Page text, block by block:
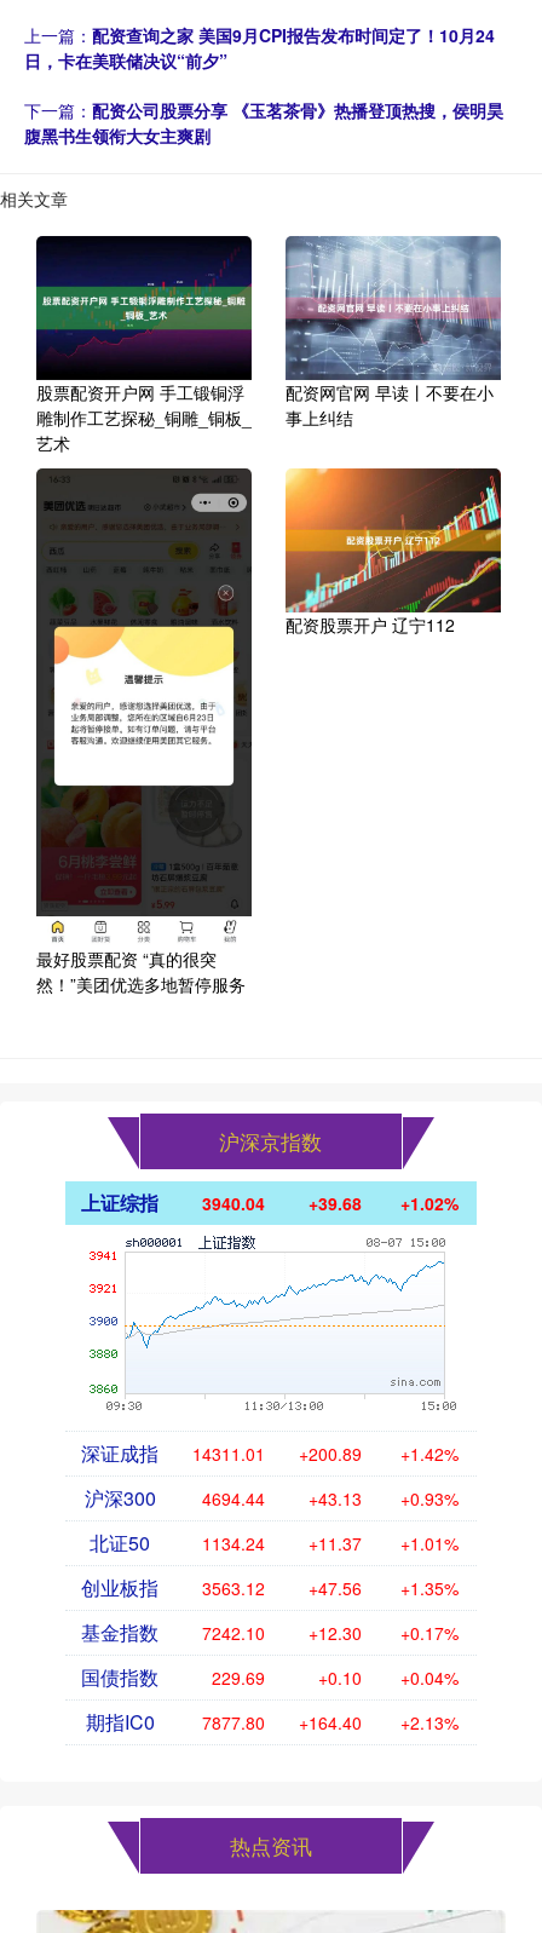
上一篇： 配资查询之家 美国9月CPI报告发布时间定了！10月24
日，卡在美联储决议“前夕”
下一篇： 配资公司股票分享 《玉茗茶骨》热播登顶热搜，侯明昊
腹黑书生领衔大女主爽剧
相关文章
股票配资开户网 手工锻铜浮
雕制作工艺探秘_铜雕_铜板_
艺术
配资网官网 早读丨不要在小
事上纠结
最好股票配资 “真的很突
然！”美团优选多地暂停服务
配资股票开户 辽宁112
沪深京指数
上证综指 3940.04 +39.68 +1.02%
深证成指 14311.01 +200.89 +1.42%
沪深300 4694.44 +43.13 +0.93%
北证50 1134.24 +11.37 +1.01%
创业板指 3563.12 +47.56 +1.35%
基金指数 7242.10 +12.30 +0.17%
国债指数 229.69 +0.10 +0.04%
期指IC0 7877.80 +164.40 +2.13%
热点资讯